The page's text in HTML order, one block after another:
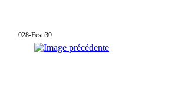
028-Festi30